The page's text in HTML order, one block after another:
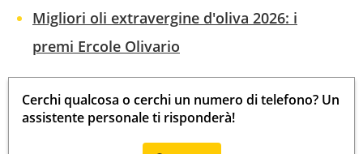
Migliori oli extravergine d'oliva 2026: i
premi Ercole Olivario
Cerchi qualcosa o cerchi un numero di telefono? Un
assistente personale ti risponderà!